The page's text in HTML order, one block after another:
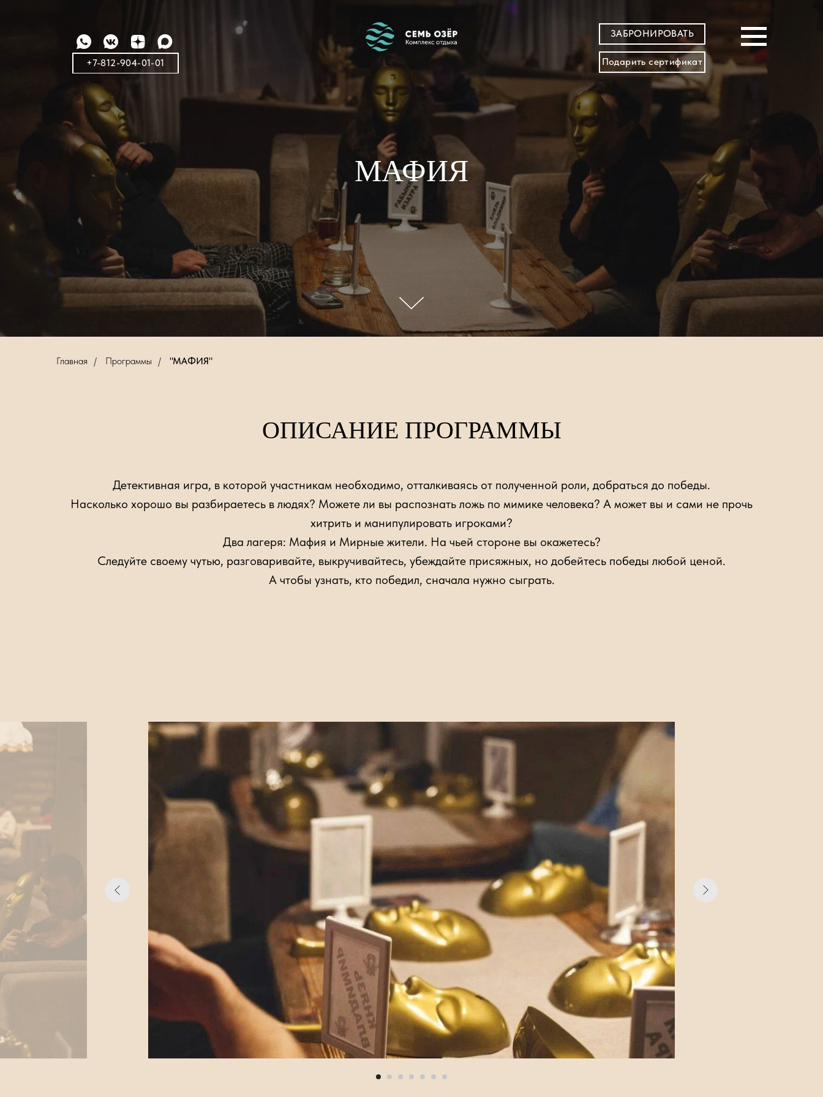
ЗАБРОНИРОВАТЬ
Подарить сертификат
+7-812-904-01-01
МАФИЯ
Главная / Программы / "МАФИЯ"
ОПИСАНИЕ ПРОГРАММЫ
Детективная игра, в которой участникам необходимо, отталкиваясь от полученной роли, добраться до победы.
Насколько хорошо вы разбираетесь в людях? Можете ли вы распознать ложь по мимике человека? А может вы и сами не прочь
хитрить и манипулировать игроками?
Два лагеря: Мафия и Мирные жители. На чьей стороне вы окажетесь?
Следуйте своему чутью, разговаривайте, выкручивайтесь, убеждайте присяжных, но добейтесь победы любой ценой.
А чтобы узнать, кто победил, сначала нужно сыграть.